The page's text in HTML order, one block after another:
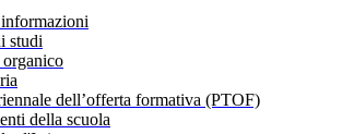
studi
dell’offerta formativa (PTOF)
della scuola